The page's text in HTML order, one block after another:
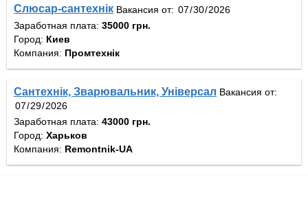
Слюсар-сантехнік Вакансия от:
Заработная плата: 35000 грн.
Город: Киев
Компания: Промтехнік
Сантехнік, Зварювальник, Універсал Вакансия от:
Заработная плата: 43000 грн.
Город: Харьков
Компания: Remontnik-UA